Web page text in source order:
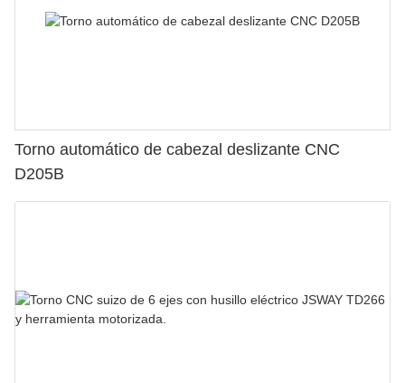
Torno automático de cabezal deslizante CNC
D205B